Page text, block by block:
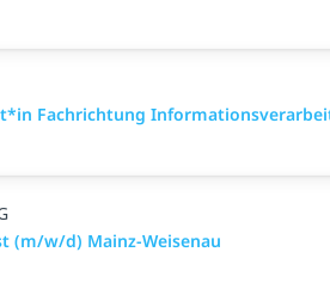
Fachrichtung
(m/w/d) Mainz-Weisenau